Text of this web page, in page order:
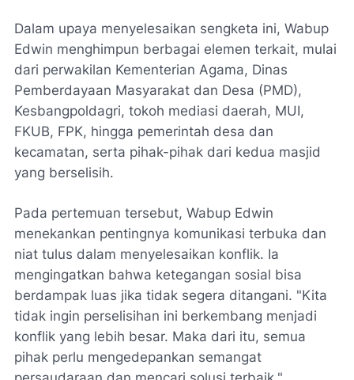
Dalam upaya menyelesaikan sengketa ini, Wabup
Edwin menghimpun berbagai elemen terkait, mulai
dari perwakilan Kementerian Agama, Dinas
Pemberdayaan Masyarakat dan Desa (PMD),
Kesbangpoldagri, tokoh mediasi daerah, MUI,
FKUB, FPK, hingga pemerintah desa dan
kecamatan, serta pihak-pihak dari kedua masjid
yang berselisih.
Pada pertemuan tersebut, Wabup Edwin
menekankan pentingnya komunikasi terbuka dan
niat tulus dalam menyelesaikan konflik. Ia
mengingatkan bahwa ketegangan sosial bisa
berdampak luas jika tidak segera ditangani. "Kita
tidak ingin perselisihan ini berkembang menjadi
konflik yang lebih besar. Maka dari itu, semua
pihak perlu mengedepankan semangat